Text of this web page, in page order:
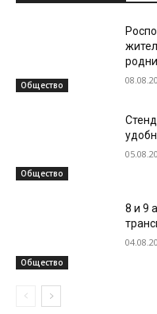
Общество
Общество
Общество
8 и 9